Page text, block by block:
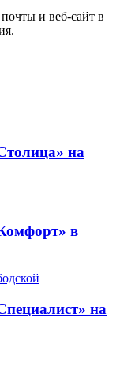
и веб-сайт в
на
в
на